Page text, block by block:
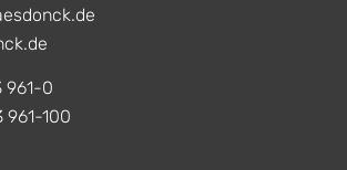
961-0
961-100